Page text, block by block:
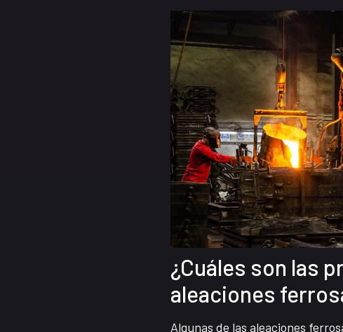
¿Cuáles son las
aleaciones
Algunas de las aleaciones